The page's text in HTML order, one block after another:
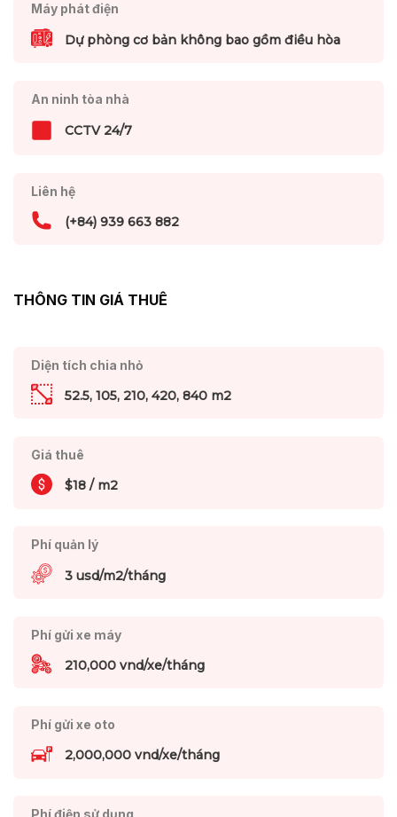
Máy phát điện
Dự phòng cơ bản không bao gồm điều hòa
An ninh tòa nhà
CCTV 24/7
Liên hệ
(+84) 939 663 882
THÔNG TIN GIÁ THUÊ
Diện tích chia nhỏ
52.5, 105, 210, 420, 840 m2
Giá thuê
$18 / m2
Phí quản lý
3 usd/m2/tháng
Phí gửi xe máy
210,000 vnd/xe/tháng
Phí gửi xe oto
2,000,000 vnd/xe/tháng